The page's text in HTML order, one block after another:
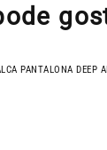
PANTALONA DEEP